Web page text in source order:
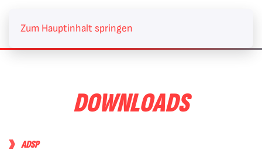
Zum Hauptinhalt springen
DOWNLOADS
ADSP